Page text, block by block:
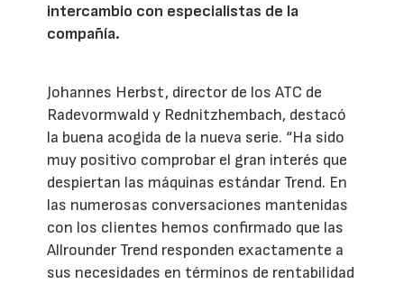
intercambio con especialistas de la
compañía.
Johannes Herbst, director de los ATC de
Radevormwald y Rednitzhembach, destacó
la buena acogida de la nueva serie. “Ha sido
muy positivo comprobar el gran interés que
despiertan las máquinas estándar Trend. En
las numerosas conversaciones mantenidas
con los clientes hemos confirmado que las
Allrounder Trend responden exactamente a
sus necesidades en términos de rentabilidad